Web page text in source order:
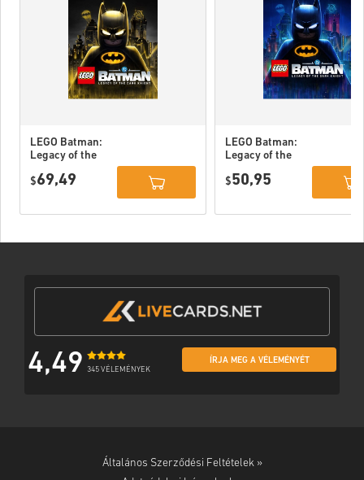
LEGO Batman:
Legacy of the
Deluxe Edition
$69,49
LEGO Batman:
Legacy of the
(STEAM) EU
$50,95
4,49 345 VÉLEMÉNYEK
ÍRJA MEG A VÉLEMÉNYÉT
Általános Szerződési Feltételek »